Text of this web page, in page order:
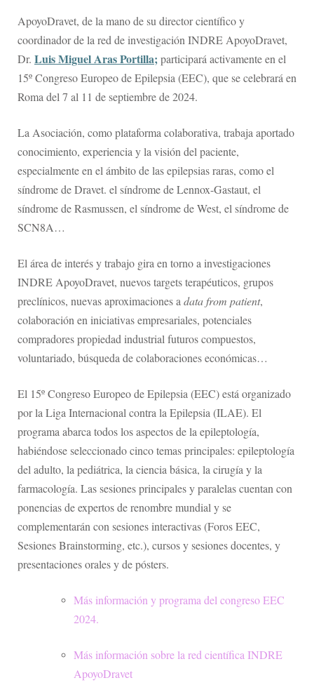
ApoyoDravet, de la mano de su director científico y
coordinador de la red de investigación INDRE ApoyoDravet,
Dr. Luis Miguel Aras Portilla;participará activamente en el
15º Congreso Europeo de Epilepsia (EEC), que se celebrará en
Roma del 7 al 11 de septiembre de 2024.
La Asociación, como plataforma colaborativa, trabaja aportado
conocimiento, experiencia y la visión del paciente,
especialmente en el ámbito de las epilepsias raras, como el
síndrome de Dravet. el síndrome de Lennox-Gastaut, el
síndrome de Rasmussen, el síndrome de West, el síndrome de
SCN8A…
El área de interés y trabajo gira en torno a investigaciones
INDRE ApoyoDravet, nuevos targets terapéuticos, grupos
preclínicos, nuevas aproximaciones a data from patient,
colaboración en iniciativas empresariales, potenciales
compradores propiedad industrial futuros compuestos,
voluntariado, búsqueda de colaboraciones económicas…
El 15º Congreso Europeo de Epilepsia (EEC) está organizado
por la Liga Internacional contra la Epilepsia (ILAE). El
programa abarca todos los aspectos de la epileptología,
habiéndose seleccionado cinco temas principales: epileptología
del adulto, la pediátrica, la ciencia básica, la cirugía y la
farmacología. Las sesiones principales y paralelas cuentan con
ponencias de expertos de renombre mundial y se
complementarán con sesiones interactivas (Foros EEC,
Sesiones Brainstorming, etc.), cursos y sesiones docentes, y
presentaciones orales y de pósters.
Más información y programa del congreso EEC
2024.
Más información sobre la red científica INDRE
ApoyoDravet